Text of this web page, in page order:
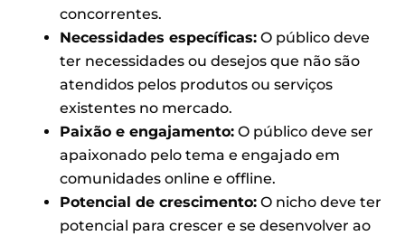
concorrentes.
Necessidades específicas:O público deve
ter necessidades ou desejos que não são
atendidos pelos produtos ou serviços
existentes no mercado.
Paixão e engajamento:O público deve ser
apaixonado pelo tema e engajado em
comunidades online e offline.
Potencial de crescimento:O nicho deve ter
potencial para crescer e se desenvolver ao